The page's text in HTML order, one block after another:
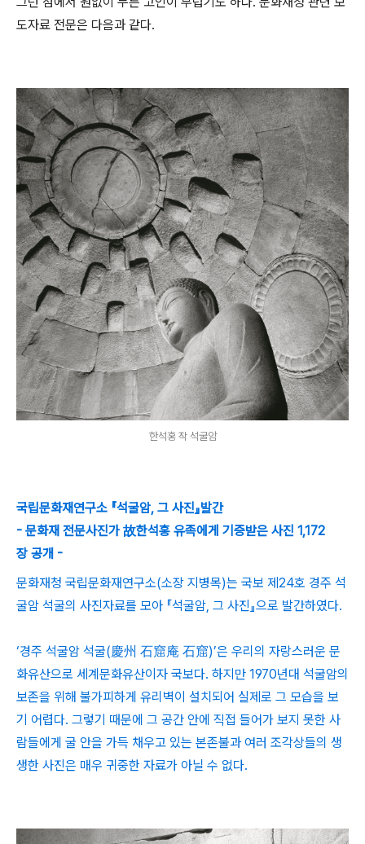
도자료 전문은 다음과 같다.
한석홍 작 석굴암
국립문화재연구소 『석굴암, 그 사진』발간
- 문화재 전문사진가 故한석홍 유족에게 기증받은 사진 1,172
장 공개 -
문화재청 국립문화재연구소(소장 지병목)는 국보 제24호 경주 석
굴암 석굴의 사진자료를 모아 『석굴암, 그 사진』으로 발간하였다.
‘경주 석굴암 석굴(慶州 石窟庵 石窟)’은 우리의 자랑스러운 문
화유산으로 세계문화유산이자 국보다. 하지만 1970년대 석굴암의
보존을 위해 불가피하게 유리벽이 설치되어 실제로 그 모습을 보
기 어렵다. 그렇기 때문에 그 공간 안에 직접 들어가 보지 못한 사
람들에게 굴 안을 가득 채우고 있는 본존불과 여러 조각상들의 생
생한 사진은 매우 귀중한 자료가 아닐 수 없다.